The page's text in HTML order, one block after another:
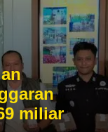
miliar